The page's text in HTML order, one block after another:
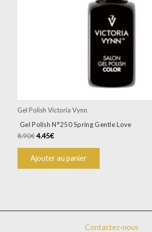
Gel Polish Victoria Vynn
Gel Polish N°250 Spring Gentle Love
8.90€4.45€
Ajouter au panier
Contactez-nous